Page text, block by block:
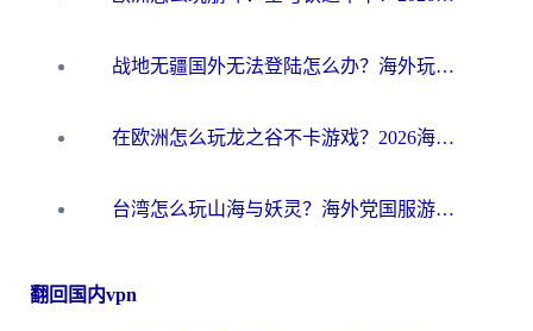
战地无疆国外无法登陆怎么办？海外玩家国服畅玩终极指南（附欧服魔兽EVE加速方案）
在欧洲怎么玩龙之谷不卡游戏？2026海外党国服游戏加速全攻略
台湾怎么玩山海与妖灵？海外党国服游戏加速全攻略，告别延迟卡顿
翻回国内vpn